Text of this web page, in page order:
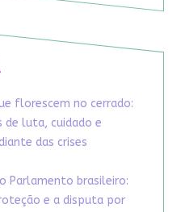
florescem no cerrado:
luta, cuidado e
das crises
Parlamento brasileiro:
e a disputa por